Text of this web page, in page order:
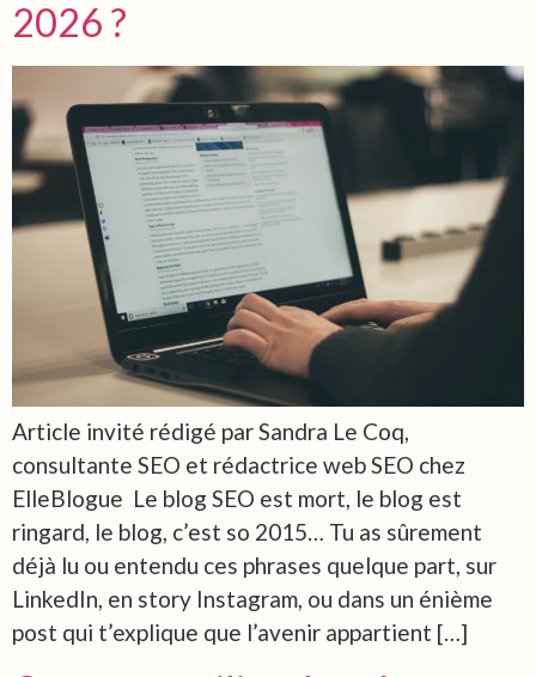
2026 ?
Article invité rédigé par Sandra Le Coq,
consultante SEO et rédactrice web SEO chez
ElleBlogue Le blog SEO est mort, le blog est
ringard, le blog, c’est so 2015… Tu as sûrement
déjà lu ou entendu ces phrases quelque part, sur
LinkedIn, en story Instagram, ou dans un énième
post qui t’explique que l’avenir appartient […]